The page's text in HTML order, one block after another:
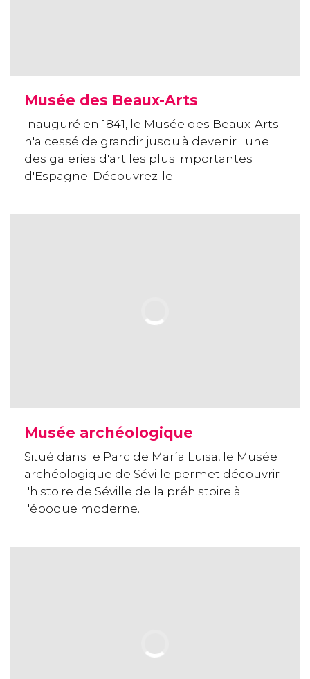
Musée des Beaux-Arts
Inauguré en 1841, le Musée des Beaux-Arts
n'a cessé de grandir jusqu'à devenir l'une
des galeries d'art les plus importantes
d'Espagne. Découvrez-le.
Musée archéologique
Situé dans le Parc de María Luisa, le Musée
archéologique de Séville permet découvrir
l'histoire de Séville de la préhistoire à
l'époque moderne.